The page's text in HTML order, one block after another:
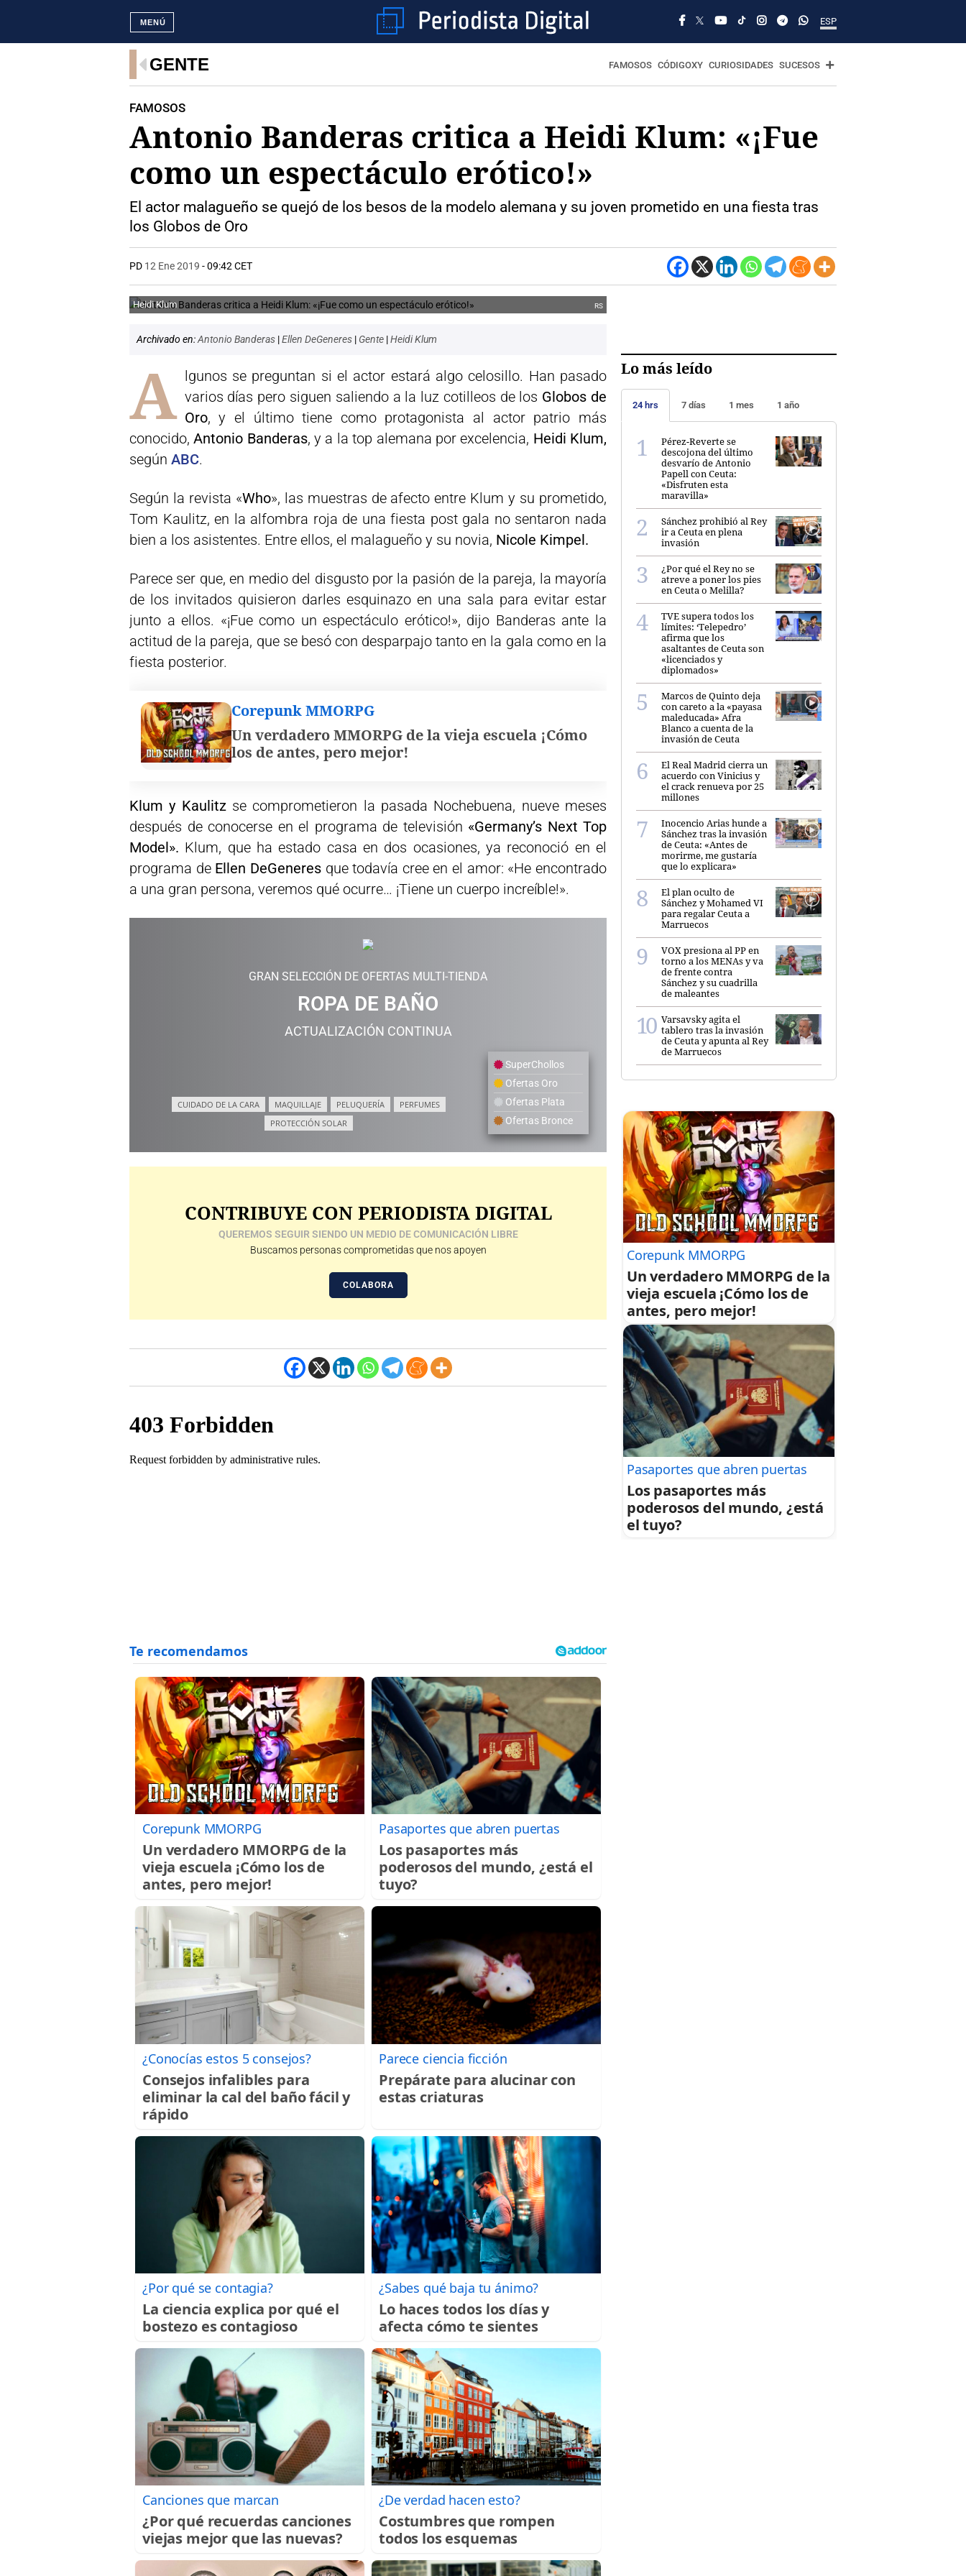
ESP
MENÚ
GENTE FAMOSOS CÓDIGOXY CURIOSIDADES SUCESOS
FAMOSOS
Antonio Banderas critica a Heidi Klum: «¡Fue
como un espectáculo erótico!»
El actor malagueño se quejó de los besos de la modelo alemana y su joven prometido en una fiesta tras
los Globos de Oro
PD 12 Ene 2019 - 09:42 CET
Heidi Klum RS
Archivado en:Antonio Banderas |Ellen DeGeneres | Gente |Heidi Klum
A
lgunos se preguntan si el actor estará algo celosillo. Han pasado
varios días pero siguen saliendo a la luz cotilleos de los Globos de
Oro, y el último tiene como protagonista al actor patrio más
conocido,Antonio Banderas, y a la top alemana por excelencia, Heidi Klum,
según ABC.
Según la revista «Who», las muestras de afecto entre Klum y su prometido,
Tom Kaulitz, en la alfombra roja de una fiesta post gala no sentaron nada
bien a los asistentes. Entre ellos, el malagueño y su novia, Nicole Kimpel.
Parece ser que, en medio del disgusto por la pasión de la pareja, la mayoría
de los invitados quisieron darles esquinazo en una sala para evitar estar
junto a ellos. «¡Fue como un espectáculo erótico!», dijo Banderas ante la
actitud de la pareja, que se besó con desparpajo tanto en la gala como en la
fiesta posterior.
Corepunk MMORPG
Un verdadero MMORPG de la vieja escuela ¡Cómo
los de antes, pero mejor!
Klum y Kaulitz se comprometieron la pasada Nochebuena, nueve meses
después de conocerse en el programa de televisión «Germany’s Next Top
Model». Klum, que ha estado casa en dos ocasiones, ya reconoció en el
programa de Ellen DeGeneresque todavía cree en el amor: «He encontrado
a una gran persona, veremos qué ocurre… ¡Tiene un cuerpo increíble!».
GRAN SELECCIÓN DE OFERTAS MULTI-TIENDA
ROPA DE BAÑO
ACTUALIZACIÓN CONTINUA
CUIDADO DE LA CARA MAQUILLAJE PELUQUERÍA
PERFUMES
PROTECCIÓN SOLAR
SuperChollos
Ofertas Oro
Ofertas Plata
Ofertas Bronce
CONTRIBUYE CON PERIODISTA DIGITAL
QUEREMOS SEGUIR SIENDO UN MEDIO DE COMUNICACIÓN LIBRE
Buscamos personas comprometidas que nos apoyen
COLABORA
Corepunk MMORPG
Un verdadero MMORPG de la
vieja escuela ¡Cómo los de
antes, pero mejor!
Pasaportes que abren puertas
Los pasaportes más
poderosos del mundo, ¿está el
tuyo?
¿Conocías estos 5 consejos?
Consejos infalibles para
eliminar la cal del baño fácil y
rápido
Parece ciencia ficción
Prepárate para alucinar con
estas criaturas
¿Por qué se contagia?
La ciencia explica por qué el
bostezo es contagioso
¿Sabes qué baja tu ánimo?
Lo haces todos los días y
afecta cómo te sientes
Canciones que marcan
¿Por qué recuerdas canciones
viejas mejor que las nuevas?
¿De verdad hacen esto?
Costumbres que rompen
todos los esquemas
Lo más leído
24 hrs 7 días 1 mes 1 año
Pérez-Reverte se
descojona del último
desvarío de Antonio
Papell con Ceuta:
«Disfruten esta
maravilla»
Sánchez prohibió al Rey
ir a Ceuta en plena
invasión
¿Por qué el Rey no se
atreve a poner los pies
en Ceuta o Melilla?
TVE supera todos los
límites: ‘Telepedro’
afirma que los
asaltantes de Ceuta son
«licenciados y
diplomados»
Marcos de Quinto deja
con careto a la «payasa
maleducada» Afra
Blanco a cuenta de la
invasión de Ceuta
El Real Madrid cierra un
acuerdo con Vinicius y
el crack renueva por 25
millones
Inocencio Arias hunde a
Sánchez tras la invasión
de Ceuta: «Antes de
morirme, me gustaría
que lo explicara»
El plan oculto de
Sánchez y Mohamed VI
para regalar Ceuta a
Marruecos
VOX presiona al PP en
torno a los MENAs y va
de frente contra
Sánchez y su cuadrilla
de maleantes
Varsavsky agita el
tablero tras la invasión
de Ceuta y apunta al Rey
de Marruecos
Corepunk MMORPG
Un verdadero MMORPG de la
vieja escuela ¡Cómo los de
antes, pero mejor!
Pasaportes que abren puertas
Los pasaportes más
poderosos del mundo, ¿está
el tuyo?